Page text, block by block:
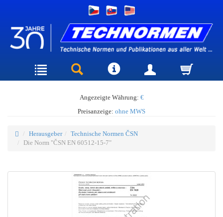
Angezeigte Währung: €
Preisanzeige: ohne MWS
Herausgeber
Technische Normen ČSN
Die Norm "ČSN EN 60512-15-7"